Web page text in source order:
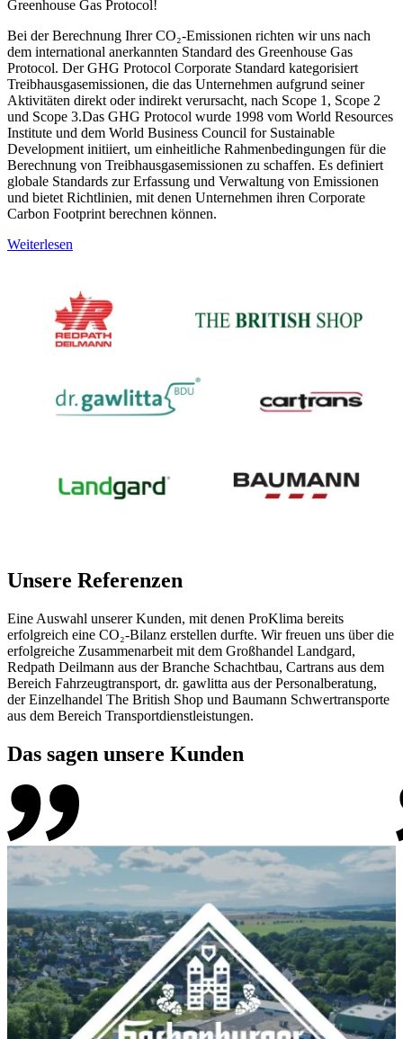
Greenhouse Gas Protocol!
Bei der Berechnung Ihrer CO₂-Emissionen richten wir uns nach
dem international anerkannten Standard des Greenhouse Gas
Protocol. Der GHG Protocol Corporate Standard kategorisiert
Treibhausgasemissionen, die das Unternehmen aufgrund seiner
Aktivitäten direkt oder indirekt verursacht, nach Scope 1, Scope 2
und Scope 3.Das GHG Protocol wurde 1998 vom World Resources
Institute und dem World Business Council for Sustainable
Development initiiert, um einheitliche Rahmenbedingungen für die
Berechnung von Treibhausgasemissionen zu schaffen. Es definiert
globale Standards zur Erfassung und Verwaltung von Emissionen
und bietet Richtlinien, mit denen Unternehmen ihren Corporate
Carbon Footprint berechnen können.
Weiterlesen
Unsere Referenzen
Eine Auswahl unserer Kunden, mit denen ProKlima bereits
erfolgreich eine CO₂-Bilanz erstellen durfte. Wir freuen uns über die
erfolgreiche Zusammenarbeit mit dem Großhandel Landgard,
Redpath Deilmann aus der Branche Schachtbau, Cartrans aus dem
Bereich Fahrzeugtransport, dr. gawlitta aus der Personalberatung,
der Einzelhandel The British Shop und Baumann Schwertransporte
aus dem Bereich Transportdienstleistungen.
Das sagen unsere Kunden